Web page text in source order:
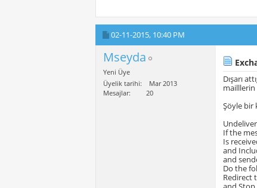
02-11-2015, 10:40 PM
Mseyda
Yeni Üye
Üyelik tarihi
Mar 2013
Mesajlar
20
Dışarı
mailllerin
Şöyle bir
If the
Is
and
and
Do the
Redirect